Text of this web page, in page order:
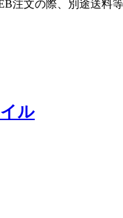
注文の際、別途送料
ル